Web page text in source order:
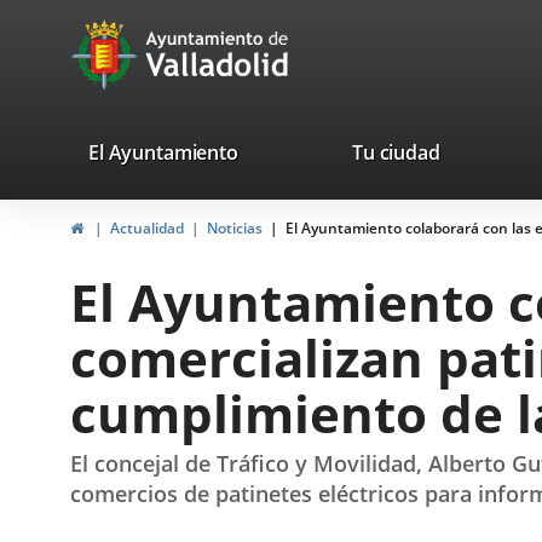
Portal
Web
Ayuntamiento
de
valladolid.es
El Ayuntamiento Tu ciudad
InicioActualidad Noticias El Ayuntamiento colaborará con las
El Ayuntamiento
comercializan
cumplimiento de
El concejal de Tráfico y Movilidad, Alberto
comercios de patinetes eléctricos para